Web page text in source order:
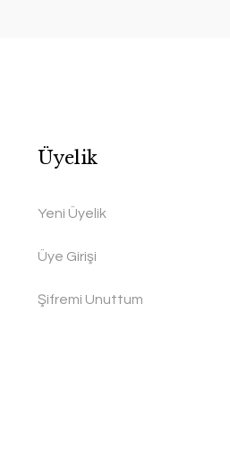
Üyelik
Yeni Üyelik
Üye Girişi
Şifremi Unuttum